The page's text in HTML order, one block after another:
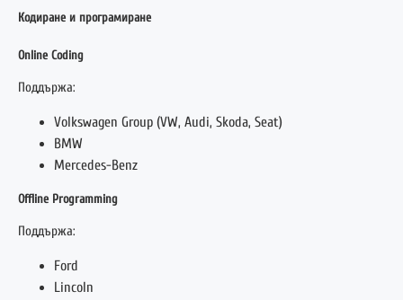
Кодиране и програмиране
Online Coding
Поддържа:
Volkswagen Group (VW, Audi, Skoda, Seat)
BMW
Mercedes-Benz
Offline Programming
Поддържа:
Ford
Lincoln